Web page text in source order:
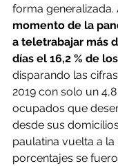
forma generalizada.
momento de la
a teletrabajar más
días el 16,2 % de
disparando las
2019 con solo un
ocupados que
desde sus
paulatina vuelta a
porcentajes se